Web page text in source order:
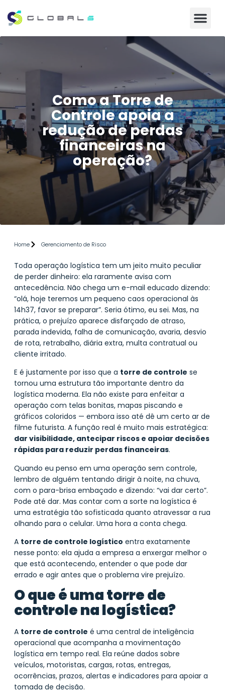
Como a Torre de
Controle apoia a
redução de perdas
financeiras na
operação?
Home Gerenciamento de Risco
Toda operação logística tem um jeito muito peculiar
de perder dinheiro: ela raramente avisa com
antecedência. Não chega um e-mail educado dizendo:
“olá, hoje teremos um pequeno caos operacional às
14h37, favor se preparar”. Seria ótimo, eu sei. Mas, na
prática, o prejuízo aparece disfarçado de atraso,
parada indevida, falha de comunicação, avaria, desvio
de rota, retrabalho, diária extra, multa contratual ou
cliente irritado.
E é justamente por isso que a torre de controle se
tornou uma estrutura tão importante dentro da
logística moderna. Ela não existe para enfeitar a
operação com telas bonitas, mapas piscando e
gráficos coloridos — embora isso até dê um certo ar de
filme futurista. A função real é muito mais estratégica:
dar visibilidade, antecipar riscos e apoiar decisões
rápidas para reduzir perdas financeiras.
Quando eu penso em uma operação sem controle,
lembro de alguém tentando dirigir à noite, na chuva,
com o para-brisa embaçado e dizendo: “vai dar certo”.
Pode até dar. Mas contar com a sorte na logística é
uma estratégia tão sofisticada quanto atravessar a rua
olhando para o celular. Uma hora a conta chega.
A torre de controle logístico entra exatamente
nesse ponto: ela ajuda a empresa a enxergar melhor o
que está acontecendo, entender o que pode dar
errado e agir antes que o problema vire prejuízo.
O que é uma torre de
controle na logística?
A torre de controle é uma central de inteligência
operacional que acompanha a movimentação
logística em tempo real. Ela reúne dados sobre
veículos, motoristas, cargas, rotas, entregas,
ocorrências, prazos, alertas e indicadores para apoiar a
tomada de decisão.